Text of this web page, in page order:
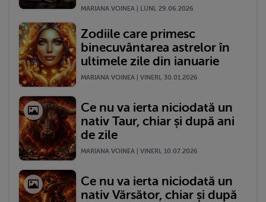
MARIANA VOINEA | LUNI, 29.06.2026
Zodiile care primesc
binecuvântarea astrelor în
ultimele zile din ianuarie
MARIANA VOINEA | VINERI, 30.01.2026
Ce nu va ierta niciodată un
nativ Taur, chiar și după ani
de zile
MARIANA VOINEA | VINERI, 10.07.2026
Ce nu va ierta niciodată un
nativ Vărsător, chiar și după